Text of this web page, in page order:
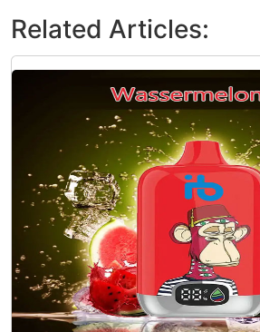
Related Articles: